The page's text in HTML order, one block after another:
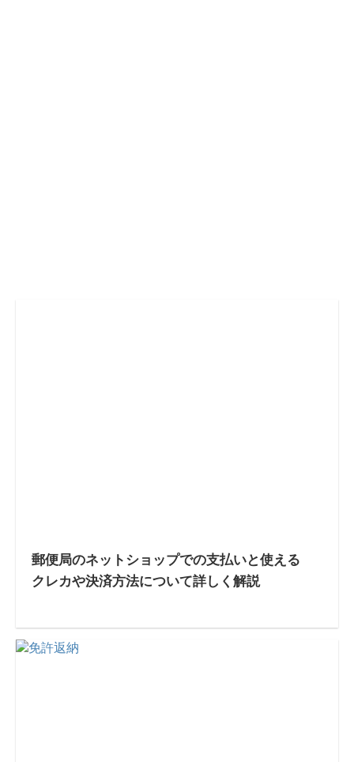
郵便局のネットショップでの支払いと使える
クレカや決済方法について詳しく解説